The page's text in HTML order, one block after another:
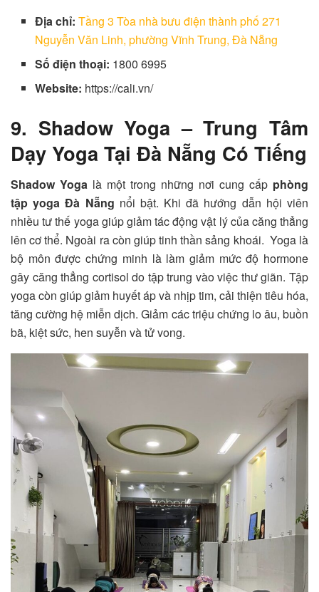
Địa chỉ:Tầng 3 Tòa nhà bưu điện thành phố 271
Nguyễn Văn Linh, phường Vĩnh Trung, Đà Nẵng
Số điện thoại: 1800 6995
Website: https://cali.vn/
9. Shadow Yoga – Trung Tâm
Dạy Yoga Tại Đà Nẵng Có Tiếng
Shadow Yoga là một trong những nơi cung cấp phòng
tập yoga Đà Nẵng nổi bật. Khi đã hướng dẫn hội viên
nhiều tư thế yoga giúp giảm tác động vật lý của căng thẳng
lên cơ thể. Ngoài ra còn giúp tinh thần sảng khoái. Yoga là
bộ môn được chứng minh là làm giảm mức độ hormone
gây căng thẳng cortisol do tập trung vào việc thư giãn. Tập
yoga còn giúp giảm huyết áp và nhịp tim, cải thiện tiêu hóa,
tăng cường hệ miễn dịch. Giảm các triệu chứng lo âu, buồn
bã, kiệt sức, hen suyễn và tử vong.